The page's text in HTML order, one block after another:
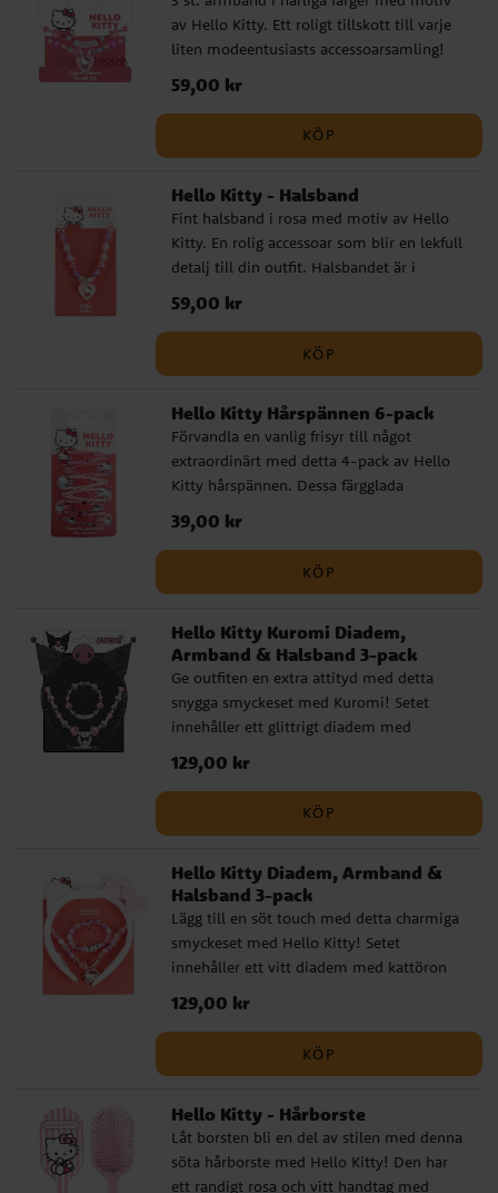
målarpensel 1 x färgpalett 1 x blyertspenna
2 x suddgummin 1 x målarbok med 10
sidor 1 x svamp 8 x tuschpennor 8 x
vaxkritor 8 x färgpennor
av Hello Kitty. Ett roligt tillskott till varje
liten modeentusiasts accessoarsamling!
Perfekta för att tillföra en lekfull och
färgglad touch till alla outfits. Barnstorlek.
Detta är en officiellt licensierad produkt.
Pris:59,00 kr
59,00 kr
KÖP
Hello Kitty - Halsband
Fint halsband i rosa med motiv av Hello
Kitty. En rolig accessoar som blir en lekfull
detalj till din outfit. Halsbandet är i
barnstorlek, perfekt för små modeälskare!
Detta är en officiellt licensierad produkt.
Pris:59,00 kr
59,00 kr
KÖP
Hello Kitty Hårspännen 6-pack
Förvandla en vanlig frisyr till något
extraordinärt med detta 4-pack av Hello
Kitty hårspännen. Dessa färgglada
hårspännen är perfekta för att lägga till en
lekfull touch till varje outfit och är en
Pris:39,00 kr
39,00 kr
KÖP
Hello Kitty Kuromi Diadem,
Armband & Halsband 3-pack
Ge outfiten en extra attityd med detta
snygga smyckeset med Kuromi! Setet
innehåller ett glittrigt diadem med
kattöron, ett rosa och vitt pärlarmband
med bokstäverna "LOVE", samt ett
matchande halsband med en söt Kuromi-
berlock. En perfekt accessoar för små fans
sticka ut!
Pris :129,00 kr
129,00 kr
KÖP
Hello Kitty Diadem, Armband &
Halsband 3-pack
Lägg till en söt touch med detta charmiga
smyckeset med Hello Kitty! Setet
innehåller ett vitt diadem med kattöron
och rosa rosett, ett glittrigt pärlarmband
med bokstäverna "LOVE", samt ett
Kitty-berlock. En perfekt accessoar för barn
Pris :129,00 kr
129,00 kr
KÖP
Hello Kitty - Hårborste
Låt borsten bli en del av stilen med denna
söta hårborste med Hello Kitty! Den har
ett randigt rosa och vitt handtag med